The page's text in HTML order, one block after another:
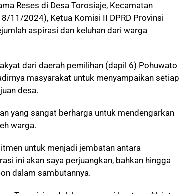
Reses di Desa Torosiaje, Kecamatan
11/2024), Ketua Komisi II DPRD Provinsi
aspirasi dan keluhan dari warga
dari daerah pemilihan (dapil 6) Pohuwato
masyarakat untuk menyampaikan setiap
desa.
yang sangat berharga untuk mendengarkan
warga.
untuk menjadi jembatan antara
ini akan saya perjuangkan, bahkan hingga
dalam sambutannya.